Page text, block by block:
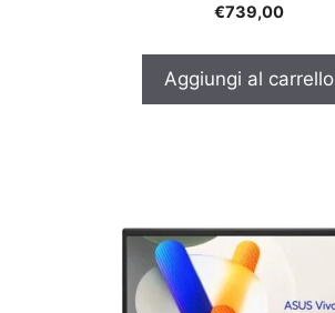
s
5
€739,00
Aggiungi al carrello